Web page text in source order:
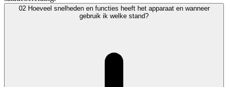
02 Hoeveel snelheden en functies heeft het apparaat en wanneer
gebruik ik welke stand?